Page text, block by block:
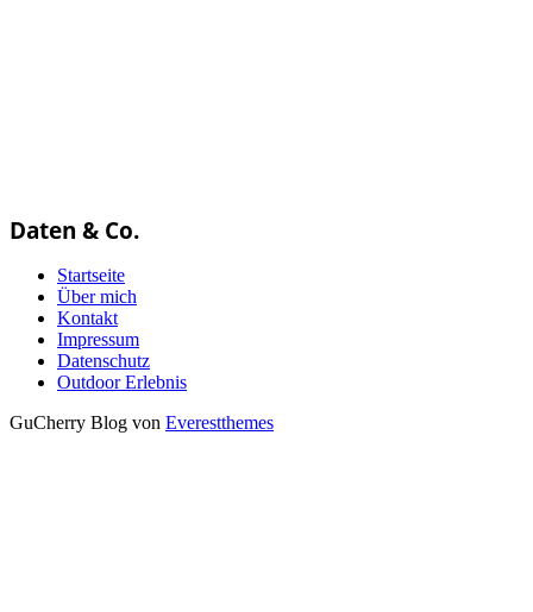
Daten & Co.
Startseite
Über mich
Kontakt
Impressum
Datenschutz
Outdoor Erlebnis
GuCherry Blog von Everestthemes